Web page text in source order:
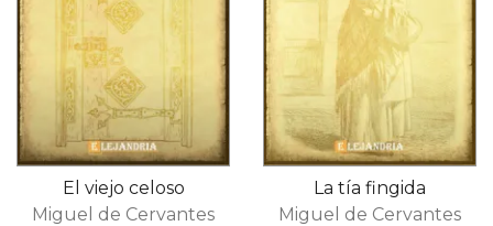
El viejo celoso
Miguel de Cervantes
La tía fingida
Miguel de Cervantes